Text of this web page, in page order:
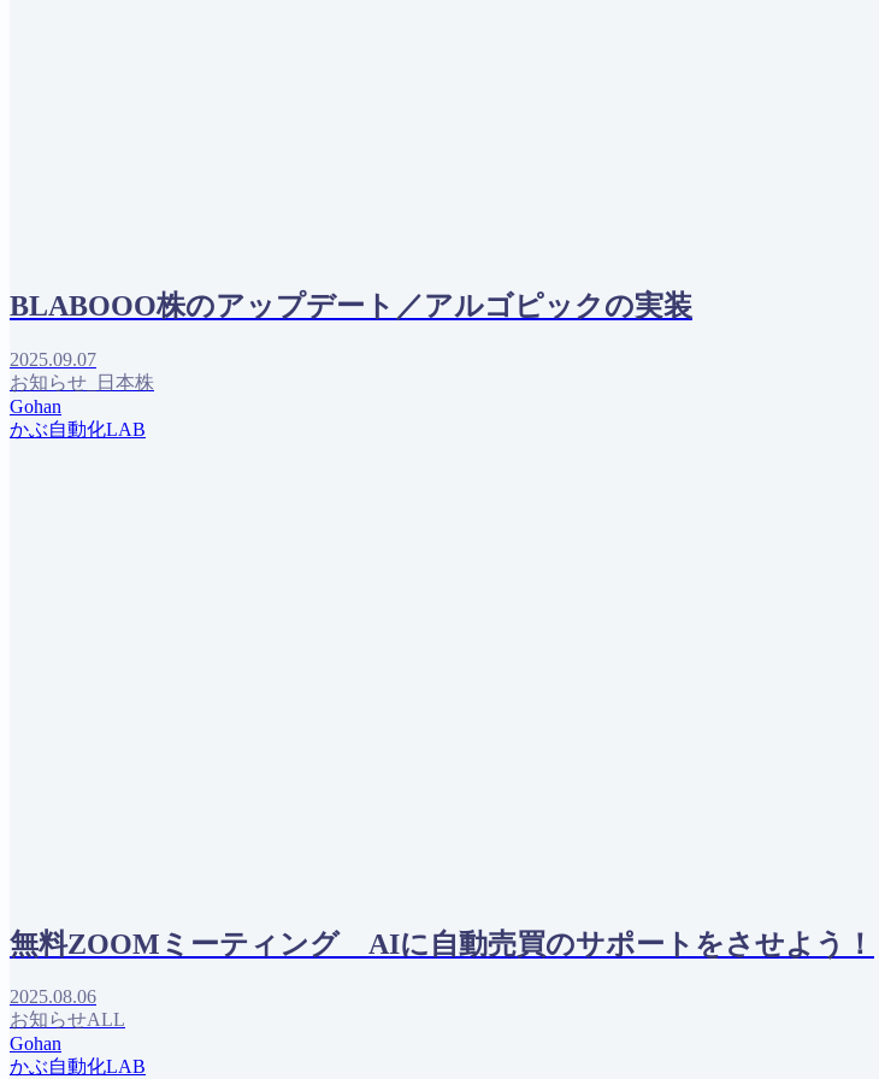
BLABOOO株のアップデート／アルゴピックの実装
2025.09.07
お知らせ_日本株
Gohan
かぶ自動化LAB
無料ZOOMミーティング AIに自動売買のサポートをさせよう！
2025.08.06
お知らせALL
Gohan
かぶ自動化LAB